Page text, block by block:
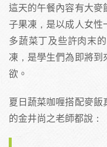
這天的午餐內容有大
子果凍，是以成人女
多蔬菜丁及些許肉末
凍，是學生們為即將
欲。
夏日蔬菜咖喱搭配麥
的金井尚之老師都說：